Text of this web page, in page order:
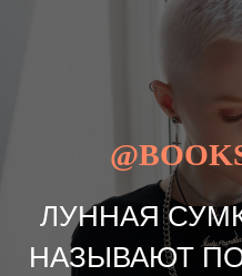
ЛУННАЯ
НАЗЫВАЮТ